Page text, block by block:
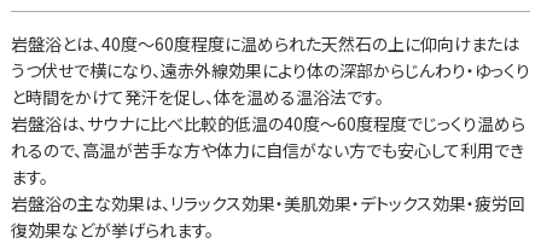
岩盤浴とは、40度～60度程度に温められた天然石の上に仰向けまたは
うつ伏せで横になり、遠赤外線効果により体の深部からじんわり・ゆっくり
と時間をかけて発汗を促し、体を温める温浴法です。
岩盤浴は、サウナに比べ比較的低温の40度～60度程度でじっくり温めら
れるので、高温が苦手な方や体力に自信がない方でも安心して利用でき
ます。
岩盤浴の主な効果は、リラックス効果・美肌効果・デトックス効果・疲労回
復効果などが挙げられます。